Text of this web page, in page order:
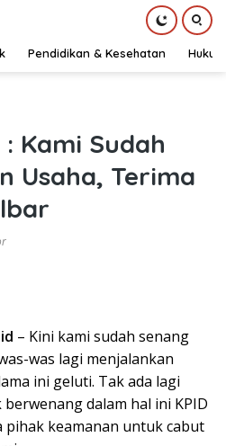
Pendidikan & Kesehatan Hukum
Kami Sudah
Usaha, Terima
– Kini kami sudah senang
was lagi menjalankan
ini geluti. Tak ada lagi
dalam hal ini KPID
pihak keamanan untuk cabut